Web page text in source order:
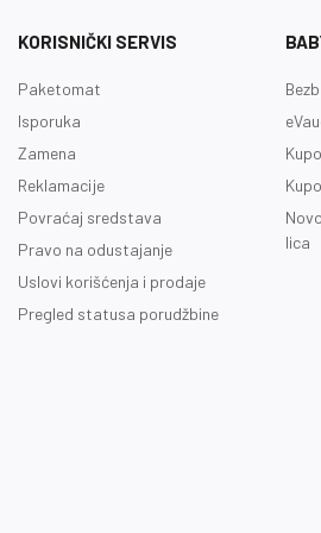
KORISNIČKI SERVIS
Paketomat
Isporuka
Zamena
Reklamacije
Povraćaj sredstava
Pravo na odustajanje
Uslovi korišćenja i prodaje
Pregled statusa porudžbine
lica